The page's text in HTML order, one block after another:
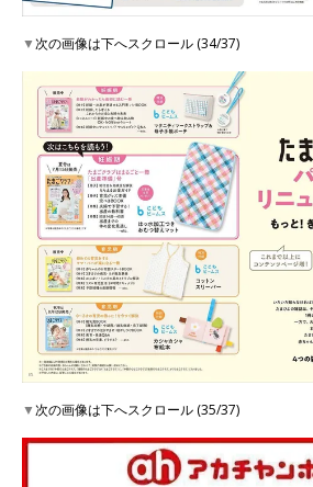
▼次の画像は下へスクロール (34/37)
▼次の画像は下へスクロール (35/37)